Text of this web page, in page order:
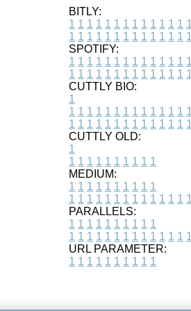
BITLY:
1 1 1 1 1 1 1 1 1 1 1 1 1 1
1 1 1 1 1 1 1 1 1 1 1 1 1 1
SPOTIFY:
1 1 1 1 1 1 1 1 1 1 1 1 1 1
1 1 1 1 1 1 1 1 1 1 1 1 1 1
CUTTLY BIO:
1
1 1 1 1 1 1 1 1 1 1 1 1 1 1
1 1 1 1 1 1 1 1 1 1 1 1 1 1
CUTTLY OLD:
1
1 1 1 1 1 1 1 1 1 1
MEDIUM:
1 1 1 1 1 1 1 1 1 1
1 1 1 1 1 1 1 1 1 1 1 1 1 1
PARALLELS:
1 1 1 1 1 1 1 1 1 1
1 1 1 1 1 1 1 1 1 1 1 1 1 1
URL PARAMETER:
1 1 1 1 1 1 1 1 1 1